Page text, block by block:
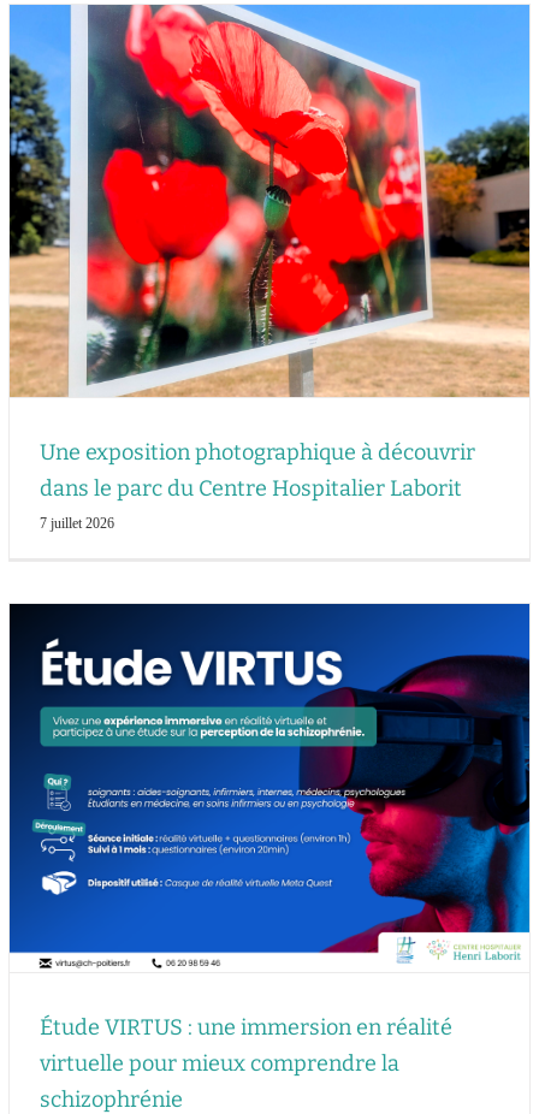
Une exposition photographique à découvrir
dans le parc du Centre Hospitalier Laborit
7 juillet 2026
Étude VIRTUS : une immersion en réalité
virtuelle pour mieux comprendre la
schizophrénie